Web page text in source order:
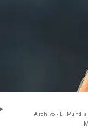
Archivo - El
-